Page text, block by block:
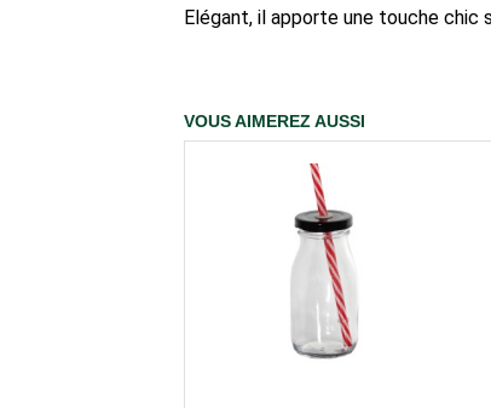
Elégant, il apporte une touche chic
VOUS AIMEREZ AUSSI